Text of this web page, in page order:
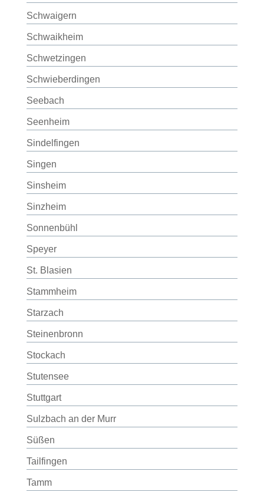
Schwaigern
Schwaikheim
Schwetzingen
Schwieberdingen
Seebach
Seenheim
Sindelfingen
Singen
Sinsheim
Sinzheim
Sonnenbühl
Speyer
St. Blasien
Stammheim
Starzach
Steinenbronn
Stockach
Stutensee
Stuttgart
Sulzbach an der Murr
Süßen
Tailfingen
Tamm